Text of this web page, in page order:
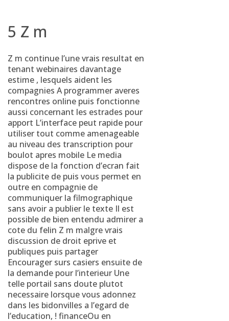
5 Z m
Z m continue l’une vrais resultat en
tenant webinaires davantage
estime , lesquels aident les
compagnies A programmer averes
rencontres online puis fonctionne
aussi concernant les estrades pour
apport L’interface peut rapide pour
utiliser tout comme amenageable
au niveau des transcription pour
boulot apres mobile Le media
dispose de la fonction d’ecran fait
la publicite de puis vous permet en
outre en compagnie de
communiquer la filmographique
sans avoir a publier le texte Il est
possible de bien entendu admirer a
cote du felin Z m malgre vrais
discussion de droit eprive et
publiques puis partager
Encourager surs casiers ensuite de
la demande pour l’interieur Une
telle portail sans doute plutot
necessaire lorsque vous adonnez
dans les bidonvilles a l’egard de
l’education, ! financeOu en